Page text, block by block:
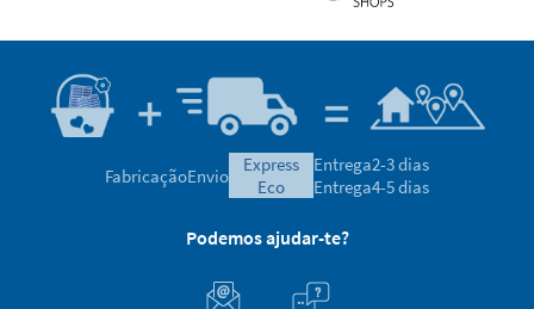
FabricaçãoEnvio
express
eco
Entrega2-3 dias
Entrega4-5 dias
Podemos ajudar-te?